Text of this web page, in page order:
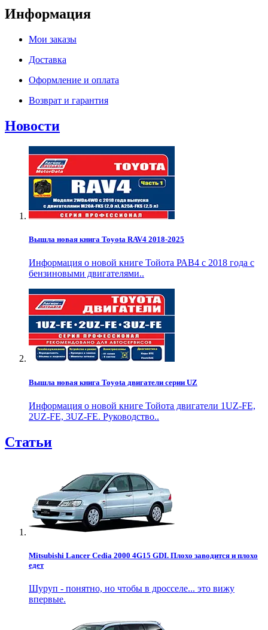
Информация
Мои заказы
Доставка
Оформление и оплата
Возврат и гарантия
Новости
Вышла новая книга Toyota RAV4 2018-2025
Информация о новой книге Тойота РАВ4 с 2018 года с
бензиновыми двигателями..
Вышла новая книга Toyota двигатели серии UZ
Информация о новой книге Тойота двигатели 1UZ-FE,
2UZ-FE, 3UZ-FE. Руководство..
Статьи
Mitsubishi Lancer Cedia 2000 4G15 GDI. Плохо заводится и плохо
едет
Шуруп - понятно, но чтобы в дросселе... это вижу
впервые.